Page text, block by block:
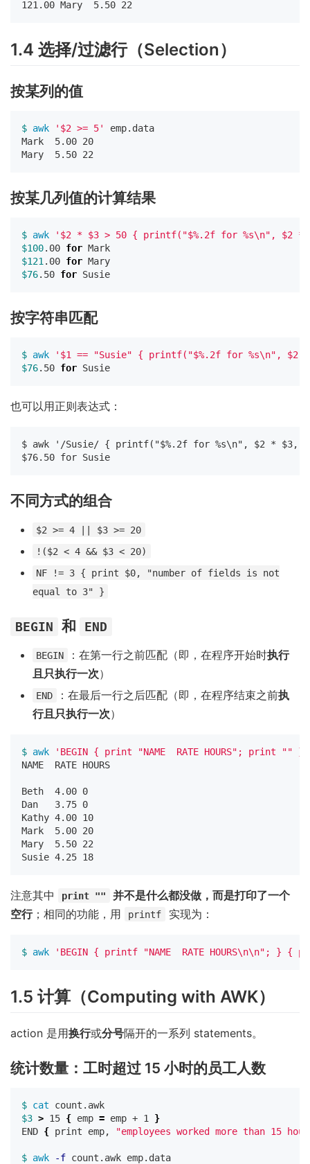
1.4 选择/过滤行（Selection）
按某列的值
$ awk '$2 >= 5'
emp.data
Mark  5.00 20
按某几列值的计算结果
$ awk
'$2 * $3 > 50 { printf("$%.2f for %s\n", $2
$100.00 for
$121 .00 for
$76.50 for
按字符串匹配
$ awk
'$1 == "Susie" { printf("$%.2f for %s\n", $2
$76.50 for
也可以用正则表达式：
$ awk '/Susie/ { printf("$%.2f for %s\n", $2 * $3,
不同方式的组合
$2 >= 4 || $3 >= 20
!($2 < 4 && $3 < 20)
NF != 3 { print $0, "number of fields is not
equal to 3" }
BEGIN 和 END
BEGIN ：在第一行之前匹配（即，在程序开始时执行
且只执行一次）
END ：在最后一行之后匹配（即，在程序结束之前执
行且只执行一次）
$ awk
'BEGIN { print "NAME  RATE HOURS"; print
NAME  RATE HOURS
Beth  4.00 0
Dan   3.75 0
Kathy 4.00 10
Mark  5.00 20
Mary  5.50 22
注意其中 print ""
并不是什么都没做，而是打印了一个
空行；相同的功能，用 printf 实现为：
$ awk 'BEGIN { printf "NAME  RATE HOURS\n\n"; } {
1.5 计算（Computing with AWK）
action 是用换行或分号隔开的一系列 statements。
统计数量：工时超过 15 小时的员工人数
$ cat
$3 > 15 { emp = emp + 1 }
END { print emp, "employees worked more than 15
$ awk -f count.awk emp.data